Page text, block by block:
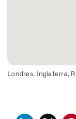
Londres, Inglaterra,